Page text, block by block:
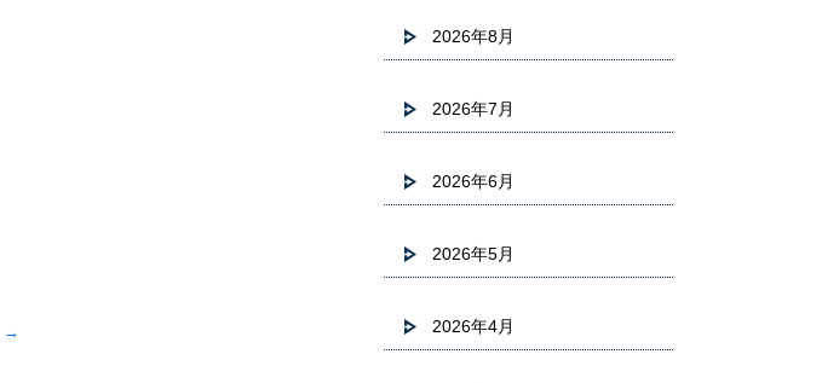
→
2026年8月
2026年7月
2026年6月
2026年5月
2026年4月